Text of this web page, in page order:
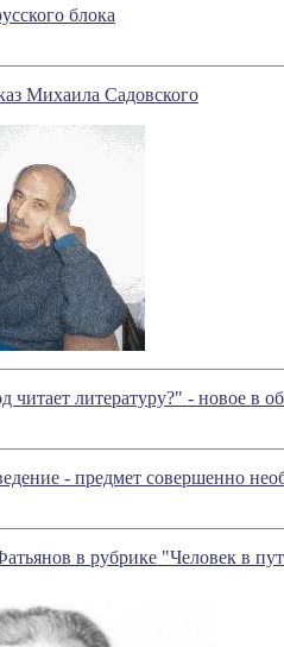
блока
Михаила Садовского
читает литературу?" - новое
- предмет совершенно
в рубрике "Человек в